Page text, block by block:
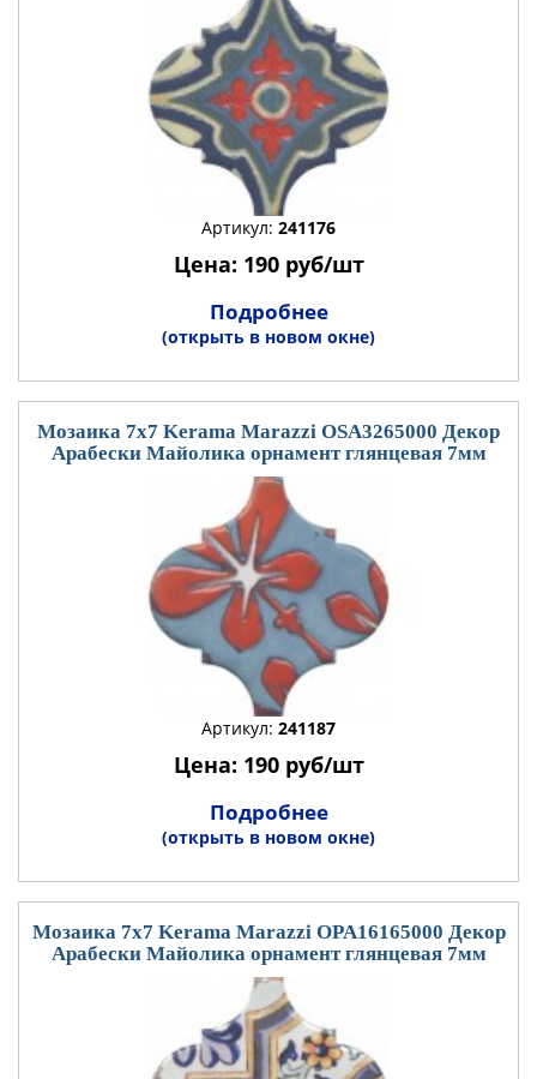
Артикул: 241176
Цена: 190 руб/шт
Подробнее
(открыть в новом окне)
Мозаика 7x7 Kerama Marazzi OSA3265000 Декор
Арабески Майолика орнамент глянцевая 7мм
Артикул: 241187
Цена: 190 руб/шт
Подробнее
(открыть в новом окне)
Мозаика 7x7 Kerama Marazzi OPA16165000 Декор
Арабески Майолика орнамент глянцевая 7мм